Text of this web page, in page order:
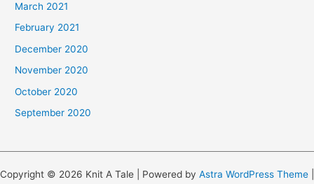
March 2021
February 2021
December 2020
November 2020
October 2020
September 2020
Copyright © 2026 Knit A Tale | Powered by Astra WordPress Theme